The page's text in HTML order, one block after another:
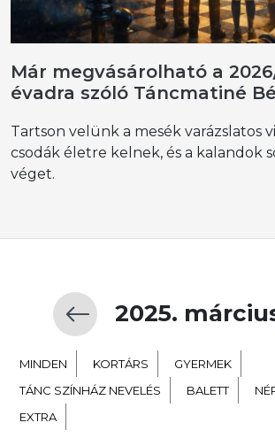
Már megvásárolható a
évadra szóló Táncmatiné
Tartson velünk a mesék varázslatos
csodák életre kelnek, és a kalandok
véget.
2025.
MINDEN KORTÁRS
GYERMEK
TÁNC SZÍNHÁZ NEVELÉS
BALETT
EXTRA